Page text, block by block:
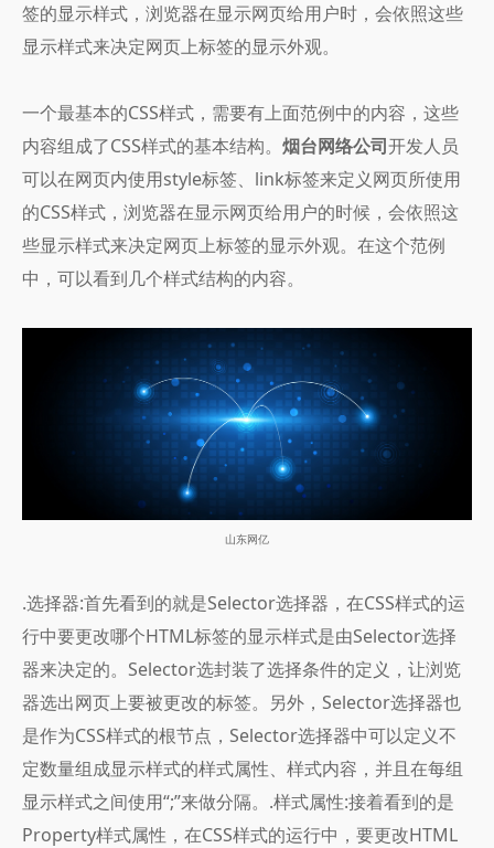
签的显示样式，浏览器在显示网页给用户时，会依照这些
显示样式来决定网页上标签的显示外观。
一个最基本的CSS样式，需要有上面范例中的内容，这些
内容组成了CSS样式的基本结构。 烟台网络公司开发人员
可以在网页内使用style标签、link标签来定义网页所使用
的CSS样式，浏览器在显示网页给用户的时候，会依照这
些显示样式来决定网页上标签的显示外观。在这个范例
中，可以看到几个样式结构的内容。
山东网亿
.选择器:首先看到的就是Selector选择器，在CSS样式的运
行中要更改哪个HTML标签的显示样式是由Selector选择
器来决定的。Selector选封装了选择条件的定义，让浏览
器选出网页上要被更改的标签。另外，Selector选择器也
是作为CSS样式的根节点，Selector选择器中可以定义不
定数量组成显示样式的样式属性、样式内容，并且在每组
显示样式之间使用“;”来做分隔。.样式属性:接着看到的是
Property样式属性，在CSS样式的运行中，要更改HTML